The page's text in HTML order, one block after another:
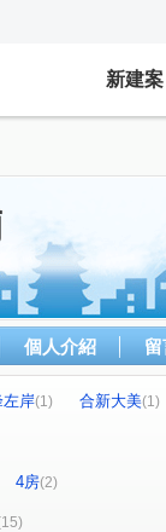
新建案
個人介紹
左岸(1) 合新大美(1)
(1) 思源路
南港路二段
4房(2)